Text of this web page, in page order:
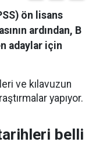
ön lisans
ardından, B
adaylar için
ve kılavuzun
yapıyor.
belli